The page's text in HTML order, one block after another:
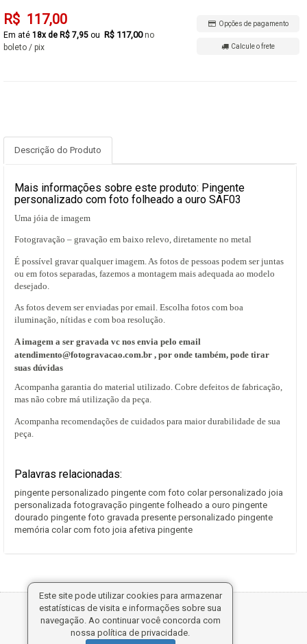
R$ 117,00
18x de R$ 7,95 R$ 117,00no
boleto / pix
Opções de pagamento
Calcule o frete
Descrição do Produto
Mais informações sobre este produto: Pingente
personalizado com foto folheado a ouro SAF03
Uma jóia de imagem
Fotogravação – gravação em baixo relevo, diretamente no metal
É possível gravar qualquer imagem. As fotos de pessoas podem ser juntas
ou em fotos separadas, fazemos a montagem mais adequada ao modelo
desejado.
As fotos devem ser enviadas por email. Escolha fotos com boa
iluminação, nítidas e com boa resolução.
A imagem a ser gravada vc nos envia pelo email
atendimento@fotogravacao.com.br , por onde também, pode tirar
suas dúvidas
Acompanha garantia do material utilizado. Cobre defeitos de fabricação,
mas não cobre má utilização da peça.
Acompanha recomendações de cuidados para maior durabilidade de sua
peça.
Palavras relacionadas:
pingente personalizado pingente com foto colar personalizado joia
personalizada fotogravação pingente folheado a ouro pingente
dourado pingente foto gravada presente personalizado pingente
memória colar com foto joia afetiva pingente
Tecnologia:
Este site pode utilizar cookies para armazenar
estatísticas de visita e informações sobre sua
navegação. Ao continuar você concorda com
nossa política de privacidade.